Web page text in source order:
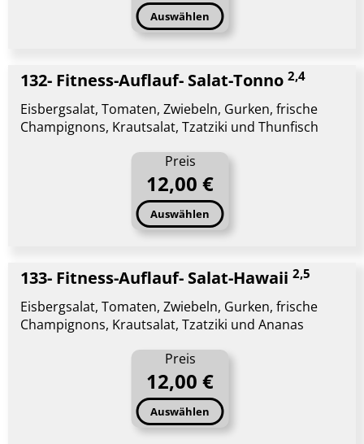
Auswählen
132- Fitness-Auflauf- Salat-Tonno 2,4
Eisbergsalat, Tomaten, Zwiebeln, Gurken, frische
Champignons, Krautsalat, Tzatziki und Thunfisch
Preis
12,00 €
Auswählen
133- Fitness-Auflauf- Salat-Hawaii 2,5
Eisbergsalat, Tomaten, Zwiebeln, Gurken, frische
Champignons, Krautsalat, Tzatziki und Ananas
Preis
12,00 €
Auswählen